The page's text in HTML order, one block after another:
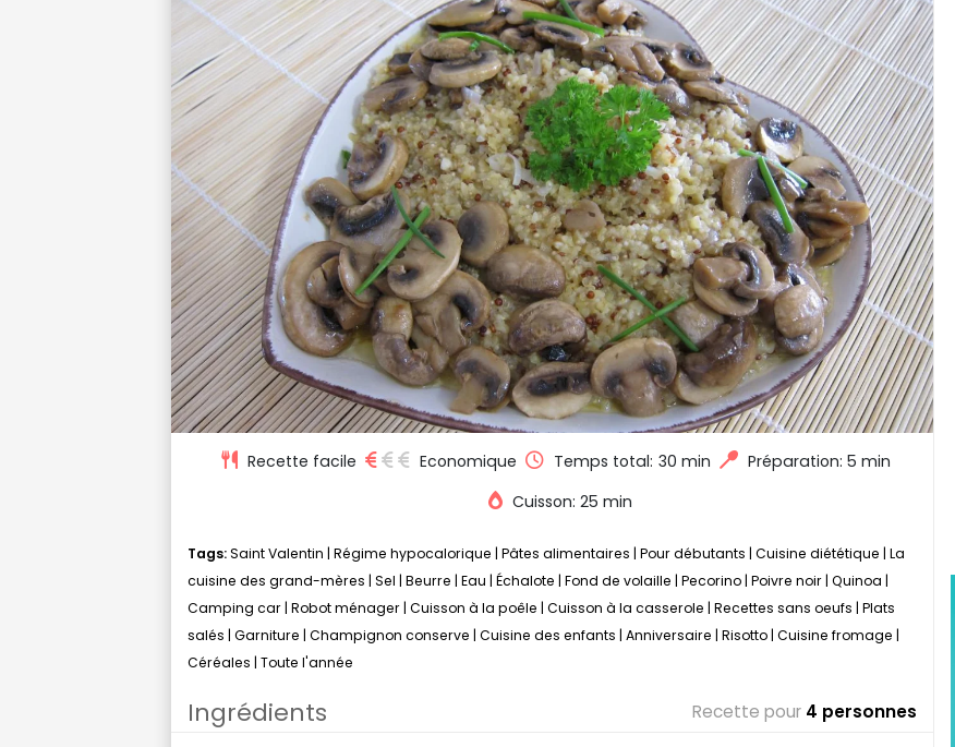
Recette facile Economique Temps total: 30 min
Préparation: 5 min
Cuisson: 25 min
Tags:Saint Valentin | Régime hypocalorique | Pâtes alimentaires | Pour débutants | Cuisine diététique | La
cuisine des grand-mères | Sel | Beurre | Eau | Échalote | Fond de volaille | Pecorino | Poivre noir | Quinoa |
Camping car | Robot ménager | Cuisson à la poêle | Cuisson à la casserole | Recettes sans oeufs | Plats
salés | Garniture | Champignon conserve | Cuisine des enfants | Anniversaire | Risotto | Cuisine fromage |
Céréales | Toute l'année
Ingrédients Recette pour 4 personnes